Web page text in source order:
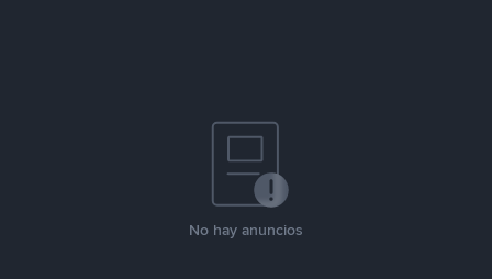
No hay anuncios